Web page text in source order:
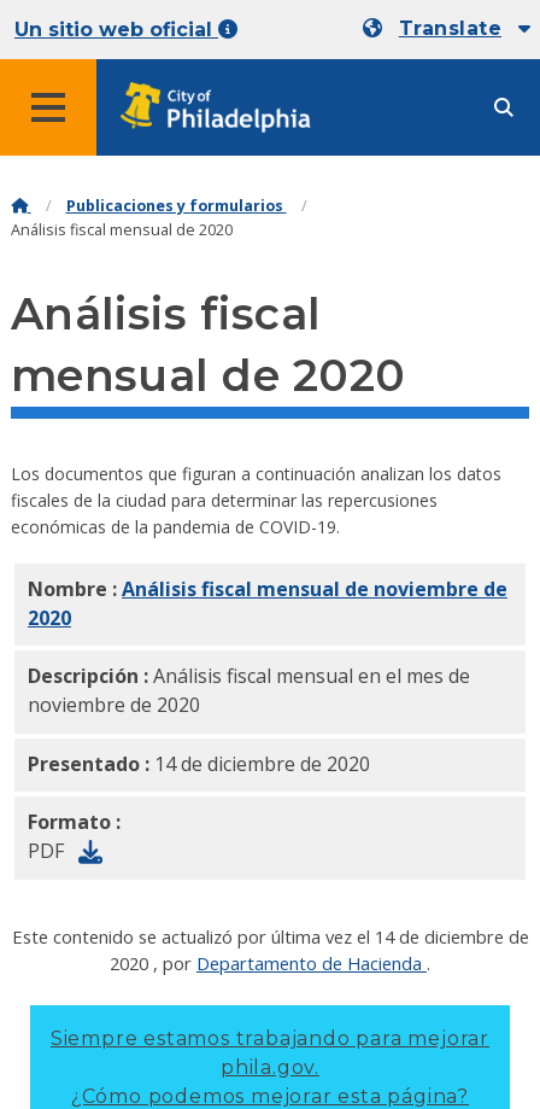
Un sitio web oficial Translate
Publicaciones y formularios
Análisis fiscal mensual de 2020
Análisis fiscal
mensual de 2020
Los documentos que figuran a continuación analizan los datos
fiscales de la ciudad para determinar las repercusiones
económicas de la pandemia de COVID-19.
Nombre :Análisis fiscal mensual de noviembre de
2020PDF
Descripción :Análisis fiscal mensual en el mes de
noviembre de 2020
Presentado : 14 de diciembre de 2020
Formato :
PDF
Este contenido se actualizó por última vez el 14 de diciembre de
2020 , por Departamento de Hacienda .
Siempre estamos trabajando para mejorar
phila.gov.
¿Cómo podemos mejorar esta página?